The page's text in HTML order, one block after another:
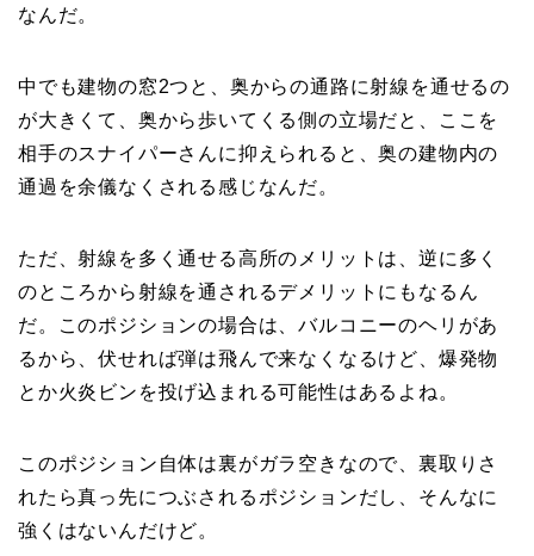
なんだ。
中でも建物の窓2つと、奥からの通路に射線を通せるの
が大きくて、奥から歩いてくる側の立場だと、ここを
相手のスナイパーさんに抑えられると、奥の建物内の
通過を余儀なくされる感じなんだ。
ただ、射線を多く通せる高所のメリットは、逆に多く
のところから射線を通されるデメリットにもなるん
だ。このポジションの場合は、バルコニーのヘリがあ
るから、伏せれば弾は飛んで来なくなるけど、爆発物
とか火炎ビンを投げ込まれる可能性はあるよね。
このポジション自体は裏がガラ空きなので、裏取りさ
れたら真っ先につぶされるポジションだし、そんなに
強くはないんだけど。